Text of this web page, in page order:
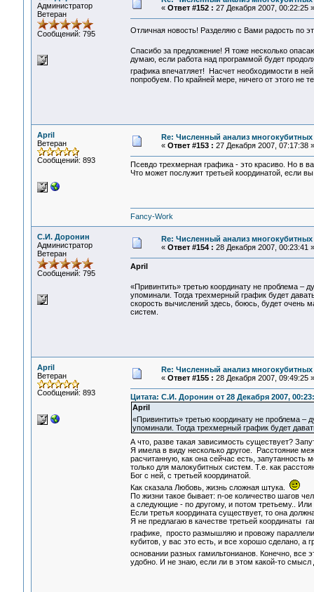
Администратор
Ветеран
Сообщений: 795
« Ответ #152 : 27 Декабря 2007, 00:22:25 »
Отличная новость! Разделяю с Вами радость по
Спасибо за предложение! Я тоже несколько
думаю, если работа над программой будет
графика впечатляет! Насчет необходимости в
попробуем. По крайней мере, ничего от этого не
April
Ветеран
Сообщений: 893
Re: Численный анализ многокубитных
« Ответ #153 : 27 Декабря 2007, 07:17:38 »
Псевдо трехмерная графика - это красиво. Но в
Что может послужит третьей координатой, если
Fancy-Work
С.И. Доронин
Администратор
Ветеран
Сообщений: 795
Re: Численный анализ многокубитных
« Ответ #154 : 28 Декабря 2007, 00:23:41 »
April
«Привинтить» третью координату не проблема –
упоминали. Тогда трехмерный график будет
скорость вычислений здесь, боюсь, будет очень
систем.
April
Ветеран
Сообщений: 893
Re: Численный анализ многокубитных
« Ответ #155 : 28 Декабря 2007, 09:49:25 »
Цитата: С.И. Доронин от 28 Декабря 2007,
April
«Привинтить» третью координату не проблема –
упоминали. Тогда трехмерный график будет
А что, разве такая зависимость существует?
Я имела в виду несколько другое. Расстояние
расчитанную, как она сейчас есть,
только для малокубитных систем. Т.е. как
Бог с ней, с третьей координатой.
Как сказала Любовь, жизнь сложная штука.
По жизни такое бывает: n-ое количество шагов
а следующие - по другому, и потом третьему.. Или
Если третья координата существует, то она
Я не предлагаю в качестве третьей координаты
графике, просто размышляю и провожу
кубитов, у вас это есть, и все хорошо сделано, а
основании разных гамильтонианов. Конечно,
удобно. И не знаю, если ли в этом какой-то смысл